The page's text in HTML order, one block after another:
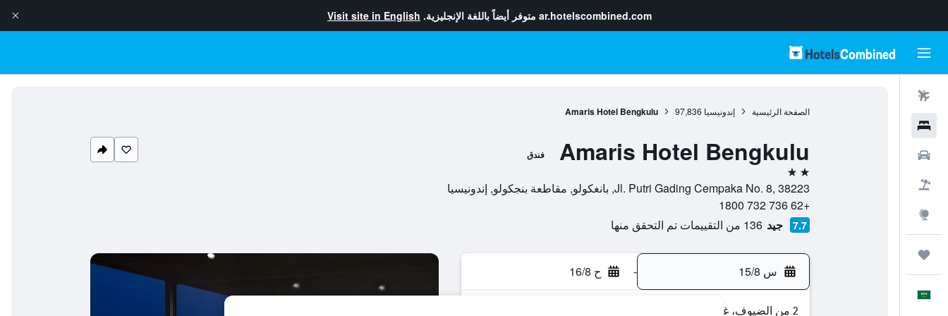
ar.hotelscombined.com متوفر أيضاً باللغة الإنجليزية. Visit site in English
الصفحة الرئيسية إندونيسيا 97,836
Amaris Hotel Bengkulu
Amaris Hotel Bengkulu فندق
2 نجمتين
Jl. Putri Gading Cempaka No. 8, 38223, بانغكولو, مقاطعة بنجكولو, إندونيسيا
+62 736 732 1800
7.7 جيد 136 من التقييمات تم التحقق منها
س 15/8 - ح 16/8
2 من الضيوف، غرفة واحدة